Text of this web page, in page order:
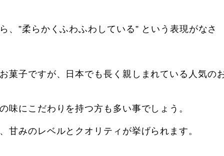
、”柔らかくふわふわしている” という表現がなさ
菓子ですが、日本でも長く親しまれている人気の
味にこだわりを持つ方も多い事でしょう。
甘みのレベルとクオリティが挙げられます。